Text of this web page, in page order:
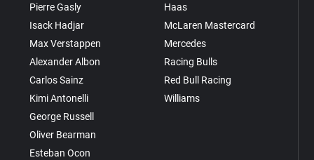
Pierre Gasly
Isack Hadjar
Max Verstappen
Alexander Albon
Carlos Sainz
Kimi Antonelli
George Russell
Oliver Bearman
Esteban Ocon
Haas
McLaren Mastercard
Mercedes
Racing Bulls
Red Bull Racing
Williams